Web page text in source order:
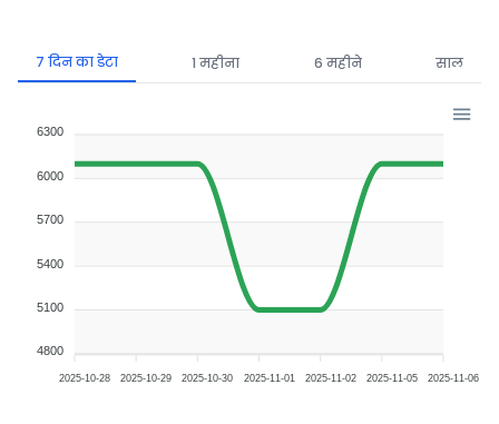
7 दिन का डेटा 1 महीना 6 महीने साल
6300
6000
5700
5400
5100
4800
2025-10-28 2025-10-29 2025-10-30 2025-11-01 2025-11-02 2025-11-05 2025-11-06